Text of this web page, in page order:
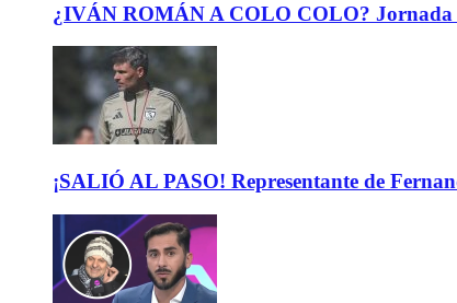
¿IVÁN ROMÁN A COLO COLO? Jornada
¡SALIÓ AL PASO! Representante de